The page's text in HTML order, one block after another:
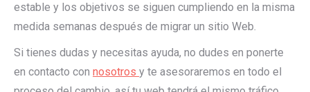
estable y los objetivos se siguen cumpliendo en la misma
medida semanas después de migrar un sitio Web.
Si tienes dudas y necesitas ayuda, no dudes en ponerte
en contacto con nosotros y te asesoraremos en todo el